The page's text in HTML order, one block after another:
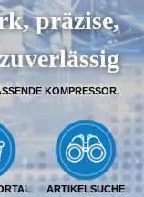
KOMPRESSOR.
präzise,
ARTIKELSUCHE